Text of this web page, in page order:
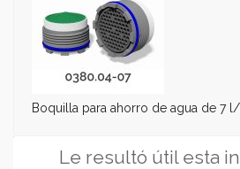
Boquilla para ahorro de agua de 7 l/
Le resultó útil esta